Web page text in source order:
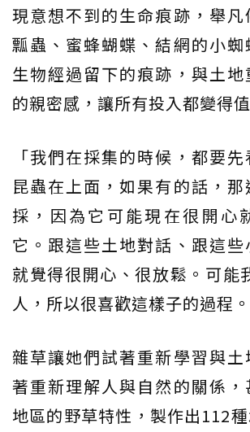
現意想不到的生命痕跡，舉凡
瓢蟲、蜜蜂蝴蝶、結網的小蜘
生物經過留下的痕跡，與土
的親密感，讓所有投入都變得值
「我們在採集的時候，都要
昆蟲在上面，如果有的話，
採，因為它可能現在很開心
它。跟這些土地對話、跟這些
就覺得很開心、很放鬆。可能
人，所以很喜歡這樣子的過程。
雜草讓她們試著重新學習與
著重新理解人與自然的關係
地區的野草特性，製作出112